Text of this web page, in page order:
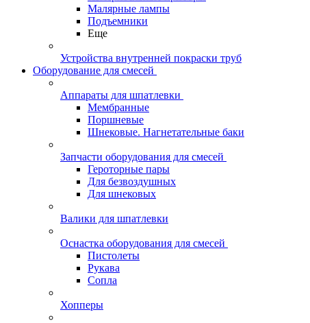
Малярные лампы
Подъемники
Еще
Устройства внутренней покраски труб
Оборудование для смесей
Аппараты для шпатлевки
Мембранные
Поршневые
Шнековые. Нагнетательные баки
Запчасти оборудования для смесей
Героторные пары
Для безвоздушных
Для шнековых
Валики для шпатлевки
Оснастка оборудования для смесей
Пистолеты
Рукава
Сопла
Хопперы